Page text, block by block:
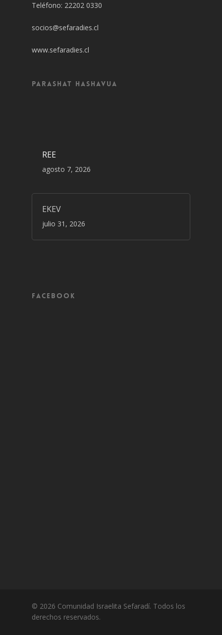
Teléfono: 22202 0330
socios@sefaradies.cl
www.sefaradies.cl
Parashat Hashavua
REE
agosto 7, 2026
EKEV
julio 31, 2026
Facebook
© 2026 Comunidad Israelita Sefaradí. Todos los
derechos reservados.